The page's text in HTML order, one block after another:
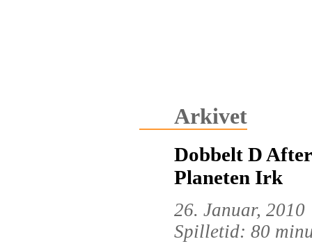
Arkivet
Dobbelt D
Planeten Irk
26. Januar, 2010
Spilletid: 80